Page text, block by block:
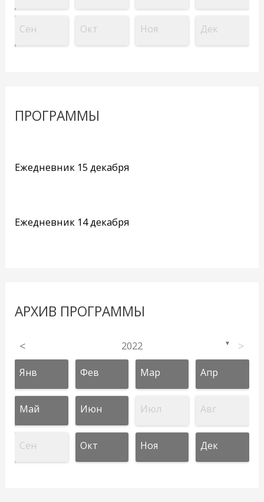
Сен Окт Ноя Дек
ПРОГРАММЫ
Ежедневник 15 декабря
Ежедневник 14 декабря
АРХИВ ПРОГРАММЫ
< 2022 ▼ >
Янв Фев Мар Апр
Май Июн Июл Авг
Сен Окт Ноя Дек